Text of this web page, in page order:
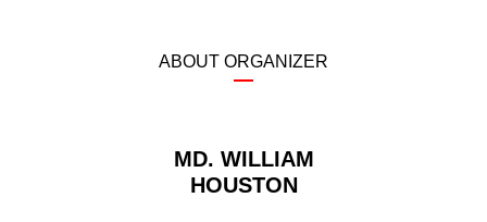
ABOUT ORGANIZER
MD. WILLIAM
HOUSTON